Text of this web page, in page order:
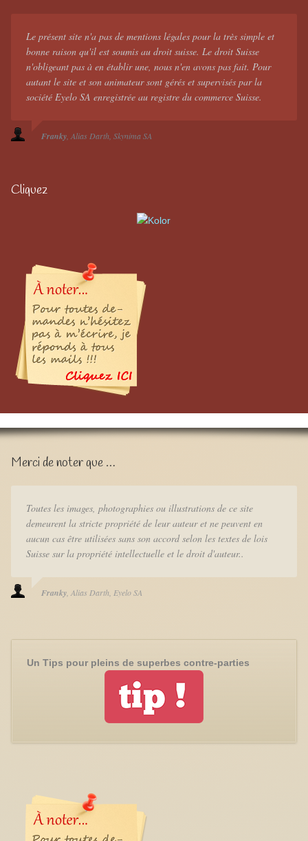
Le présent site n'a pas de mentions légales pour la très simple et
bonne raison qu'il est soumis au droit suisse. Le droit Suisse
n'obligeant pas à en établir une, nous n'en avons pas fait. Pour
autant le site et son animateur sont gérés et supervisés par la
société Eyelo SA enregistrée au registre du commerce Suisse.
Franky Alias Darth Skynima SA
Cliquez
Merci de noter que …
Toutes les images, photographies ou illustrations de ce site
demeurent la stricte propriété de leur auteur et ne peuvent en
aucun cas être utilisées sans son accord selon les textes de lois
Suisse sur la propriété intellectuelle et le droit d'auteur..
Franky Alias Darth Eyelo SA
Un Tips pour pleins de superbes contre-parties